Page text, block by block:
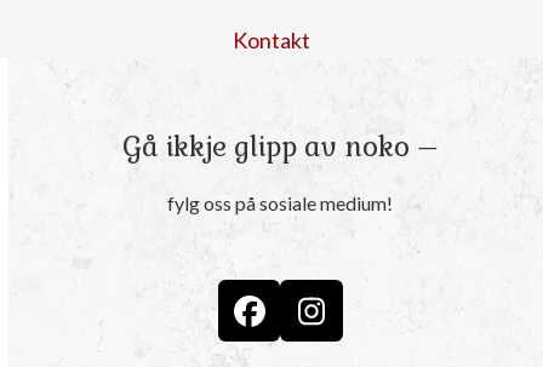
Kontakt
Gå ikkje glipp av noko –
fylg oss på sosiale medium!
FacebookInstagram